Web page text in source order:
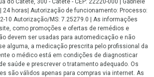
| 24 horas| Autorização de funcionamento: Processo:
10 Autorização/MS: 7.25279.0 | As informações
como promoções e ofertas de remédios e
devem ser usadas para automedicação e não
alguma, a medicação prescrita pelo profissional da
o médico está em condições de diagnosticar
saúde e prescrever o tratamento adequado. Os
são válidos apenas para compras via internet. As